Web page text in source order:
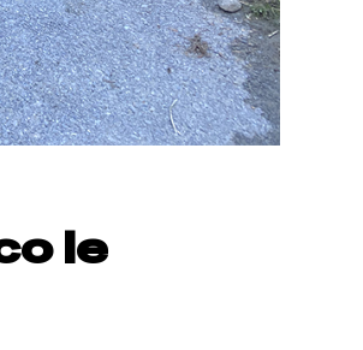
le